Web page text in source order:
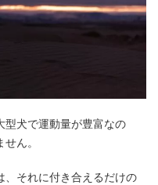
型犬で運動量が豊富なの
ん。
、それに付き合えるだけの